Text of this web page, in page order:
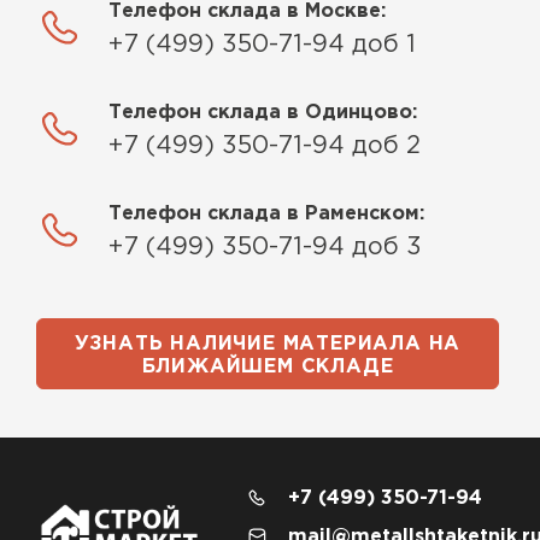
Телефон склада в Москве:
+7 (499) 350-71-94 доб 1
Телефон склада в Одинцово:
+7 (499) 350-71-94 доб 2
Телефон склада в Раменском:
+7 (499) 350-71-94 доб 3
УЗНАТЬ НАЛИЧИЕ МАТЕРИАЛА НА
БЛИЖАЙШЕМ СКЛАДЕ
+7 (499) 350-71-94
mail@metallshtaketnik.ru